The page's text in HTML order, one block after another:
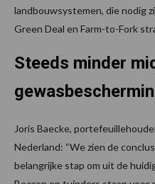
landbouwsystemen, die nodig
Green Deal en Farm-to-Fork
Steeds minder
Joris Baecke,
Nederland: “We zien de
belangrijke stap om uit de